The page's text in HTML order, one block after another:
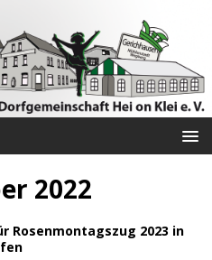
2022
Rosenmontagszug 2023 in